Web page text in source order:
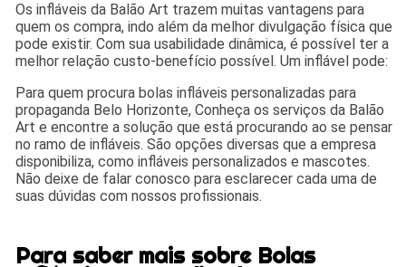
Os infláveis da Balão Art trazem muitas vantagens para
quem os compra, indo além da melhor divulgação física que
pode existir. Com sua usabilidade dinâmica, é possível ter a
melhor relação custo-benefício possível. Um inflável pode:
Para quem procura bolas infláveis personalizadas para
propaganda Belo Horizonte, Conheça os serviços da Balão
Art e encontre a solução que está procurando ao se pensar
no ramo de infláveis. São opções diversas que a empresa
disponibiliza, como infláveis personalizados e mascotes.
Não deixe de falar conosco para esclarecer cada uma de
suas dúvidas com nossos profissionais.
Para saber mais sobre Bolas